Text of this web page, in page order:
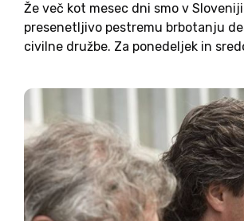
Že več kot mesec dni smo v
presenetljivo pestremu brbotanju
civilne družbe. Za ponedeljek in
Združenja vrednot slovenske
SDS nadaljujeta tradicijo
protestov, kmečke protestne